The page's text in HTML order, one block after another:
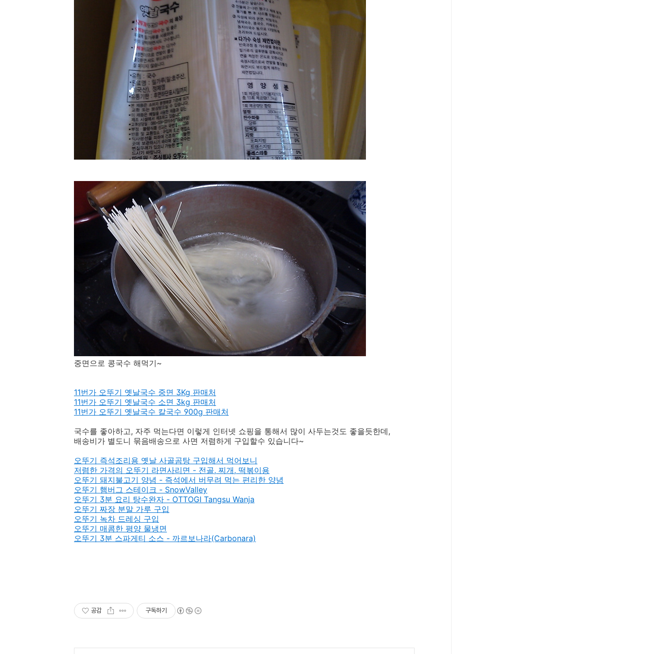
중면으로 콩국수 해먹기~
11번가 오뚜기 옛날국수 중면 3Kg 판매처
11번가 오뚜기 옛날국수 소면 3kg 판매처
11번가 오뚜기 옛날국수 칼국수 900g 판매처
국수를 좋아하고, 자주 먹는다면 이렇게 인터넷 쇼핑을 통해서 많이 사두는것도 좋을듯한데,
배송비가 별도니 묶음배송으로 사면 저렴하게 구입할수 있습니다~
오뚜기 즉석조리용 옛날 사골곰탕 구입해서 먹어보니
저렴한 가격의 오뚜기 라면사리면 - 전골, 찌개, 떡볶이용
오뚜기 돼지불고기 양념 - 즉석에서 버무려 먹는 편리한 양념
오뚜기 햄버그 스테이크 - SnowValley
오뚜기 3분 요리 탕수완자 - OTTOGI Tangsu Wanja
오뚜기 짜장 분말 가루 구입
오뚜기 녹차 드레싱 구입
오뚜기 매콤한 평양 물냉면
오뚜기 3분 스파게티 소스 - 까르보나라(Carbonara)
공감 구독하기